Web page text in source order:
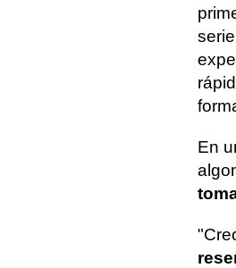
En
algo